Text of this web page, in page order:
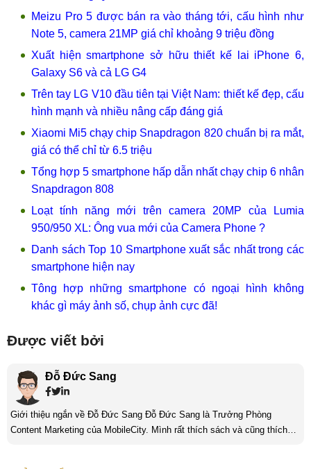
Meizu Pro 5 được bán ra vào tháng tới, cấu hình như
Note 5, camera 21MP giá chỉ khoảng 9 triệu đồng
Xuất hiện smartphone sở hữu thiết kế lai iPhone 6,
Galaxy S6 và cả LG G4
Trên tay LG V10 đầu tiên tại Việt Nam: thiết kế đẹp, cấu
hình mạnh và nhiều nâng cấp đáng giá
Xiaomi Mi5 chạy chip Snapdragon 820 chuẩn bị ra mắt,
giá có thể chỉ từ 6.5 triệu
Tổng hợp 5 smartphone hấp dẫn nhất chạy chip 6 nhân
Snapdragon 808
Loạt tính năng mới trên camera 20MP của Lumia
950/950 XL: Ông vua mới của Camera Phone ?
Danh sách Top 10 Smartphone xuất sắc nhất trong các
smartphone hiện nay
Tông hợp những smartphone có ngoại hình không
khác gì máy ảnh số, chụp ảnh cực đã!
Được viết bởi
Đỗ Đức Sang
Giới thiệu ngắn về Đỗ Đức Sang Đỗ Đức Sang là Trưởng Phòng
Content Marketing của MobileCity. Mình rất thích sách và cũng thích